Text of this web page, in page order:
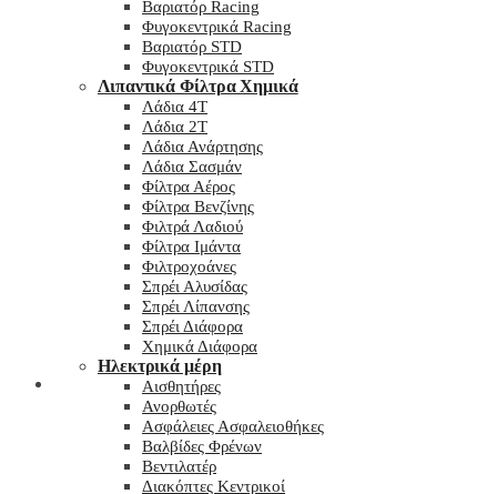
Βαριατόρ Racing
Φυγοκεντρικά Racing
Βαριατόρ STD
Φυγοκεντρικά STD
Λιπαντικά Φίλτρα Χημικά
Λάδια 4T
Λάδια 2T
Λάδια Ανάρτησης
Λάδια Σασμάν
Φίλτρα Αέρος
Φίλτρα Βενζίνης
Φιλτρά Λαδιού
Φίλτρα Ιμάντα
Φιλτροχοάνες
Σπρέι Αλυσίδας
Σπρέι Λίπανσης
Σπρέι Διάφορα
Χημικά Διάφορα
Hλεκτρικά μέρη
Αισθητήρες
Ανορθωτές
Ασφάλειες Ασφαλειοθήκες
Βαλβίδες Φρένων
Βεντιλατέρ
Διακόπτες Κεντρικοί